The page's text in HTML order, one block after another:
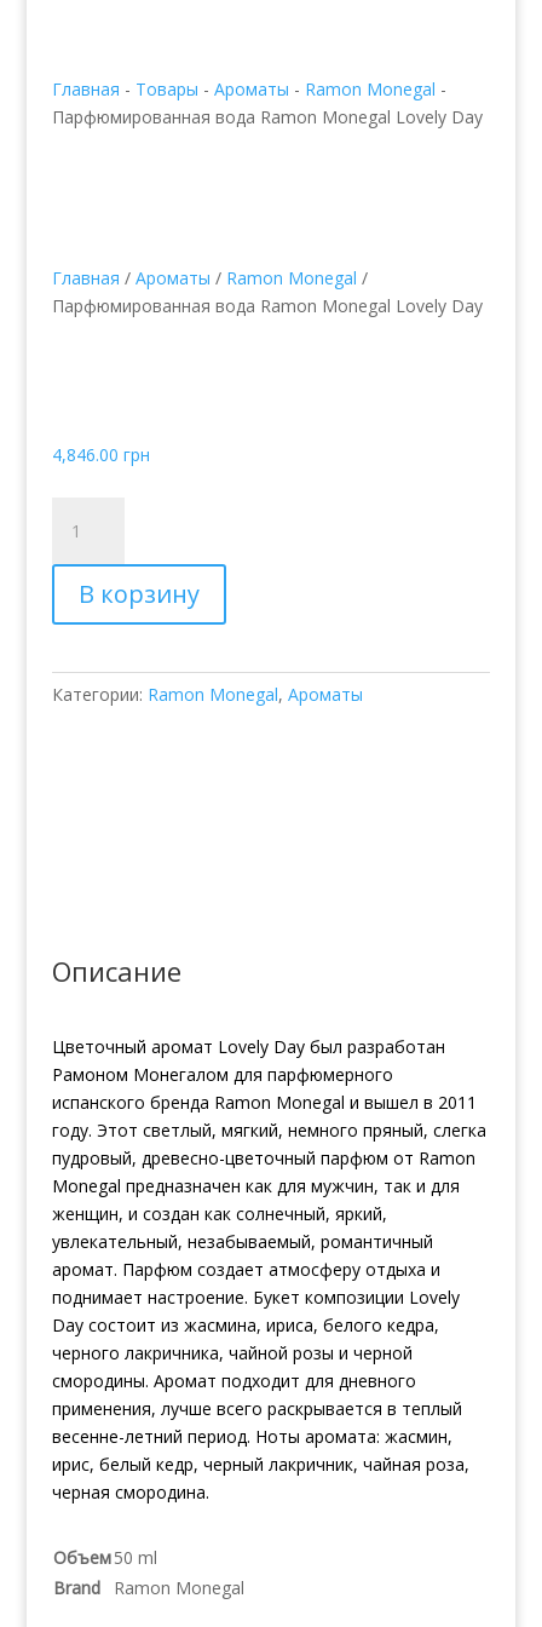
Главная - Товары - Ароматы - Ramon Monegal -
Парфюмированная вода Ramon Monegal Lovely Day
Главная / Ароматы / Ramon Monegal /
Парфюмированная вода Ramon Monegal Lovely Day
4,846.00 грн
товара
Парфюмированная
вода
Ramon
Lovely
Day
В корзину
Категории: Ramon Monegal, Ароматы
Описание
Цветочный аромат Lovely Day был разработан
Рамоном Монегалом для парфюмерного
испанского бренда Ramon Monegal и вышел в 2011
году. Этот светлый, мягкий, немного пряный, слегка
пудровый, древесно-цветочный парфюм от Ramon
Monegal предназначен как для мужчин, так и для
женщин, и создан как солнечный, яркий,
увлекательный, незабываемый, романтичный
аромат. Парфюм создает атмосферу отдыха и
поднимает настроение. Букет композиции Lovely
Day состоит из жасмина, ириса, белого кедра,
черного лакричника, чайной розы и черной
смородины. Аромат подходит для дневного
применения, лучше всего раскрывается в теплый
весенне-летний период. Ноты аромата: жасмин,
ирис, белый кедр, черный лакричник, чайная роза,
черная смородина.
Объем50 ml
Brand
Ramon Monegal